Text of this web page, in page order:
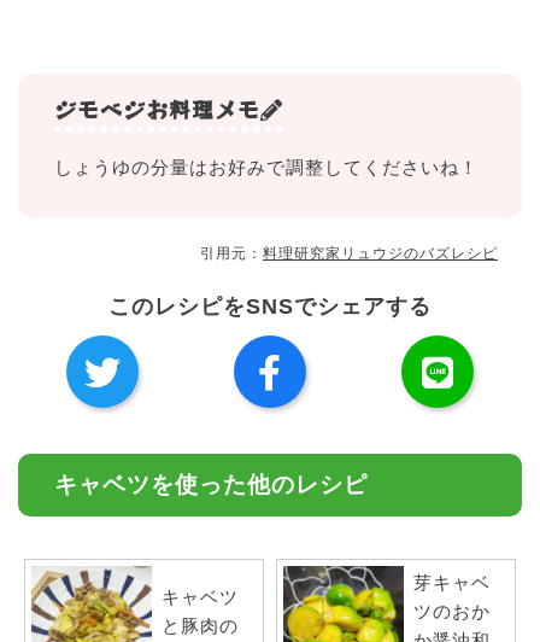
ジモベジお料理メモ
しょうゆの分量はお好みで調整してくださいね！
引用元： 料理研究家リュウジのバズレシピ
このレシピをSNSでシェアする
キャベツを使った他のレシピ
キャベツ
と豚肉の
芽キャベ
ツのおか